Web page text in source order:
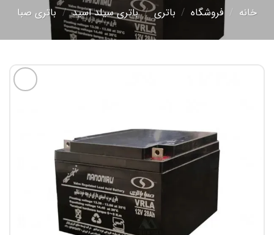
خانه / فروشگاه / باتری / باتری سیلد اسید / باتری صبا